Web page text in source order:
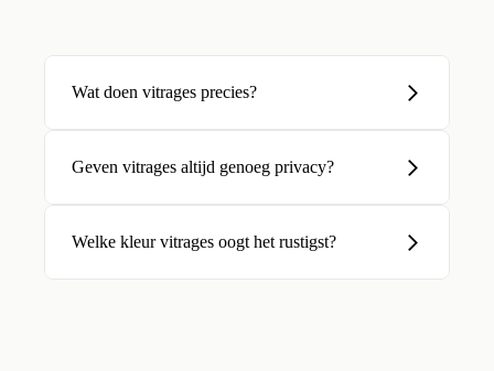
Wat doen vitrages precies?
Geven vitrages altijd genoeg privacy?
Welke kleur vitrages oogt het rustigst?